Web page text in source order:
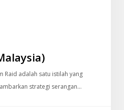
Raid adalah satu istilah yang
strategi serangan…